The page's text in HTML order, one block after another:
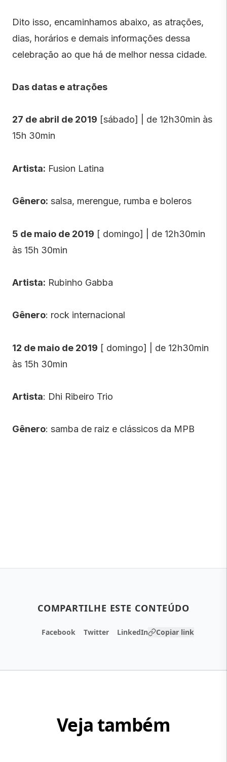
Dito isso, encaminhamos abaixo, as atrações,
dias, horários e demais informações dessa
celebração ao que há de melhor nessa cidade.
Das datas e atrações
27 de abril de 2019 [sábado] | de 12h30min às
15h 30min
Artista: Fusion Latina
Gênero: salsa, merengue, rumba e boleros
5 de maio de 2019 [ domingo] | de 12h30min
às 15h 30min
Artista: Rubinho Gabba
Gênero: rock internacional
12 de maio de 2019 [ domingo] | de 12h30min
às 15h 30min
Artista: Dhi Ribeiro Trio
Gênero: samba de raiz e clássicos da MPB
COMPARTILHE ESTE CONTEÚDO
Facebook Twitter LinkedIn Copiar link
Veja também